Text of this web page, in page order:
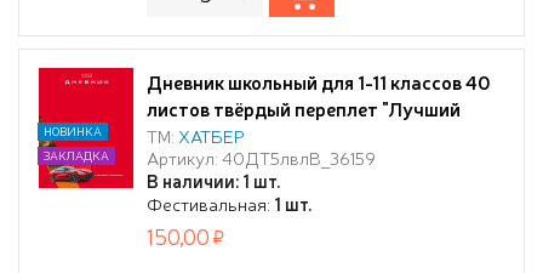
Дневник школьный для 1-11 классов 40
листов твёрдый переплет "Лучший
автомобиль" А5ф запечат. форзац
мат.ламин, выб УФ лак
ТМ: ХАТБЕР
Артикул: 40ДТ5лвлВ_36159
В наличии: 1 шт.
Фестивальная: 1 шт.
НОВИНКА
ЗАКЛАДКА
150,00